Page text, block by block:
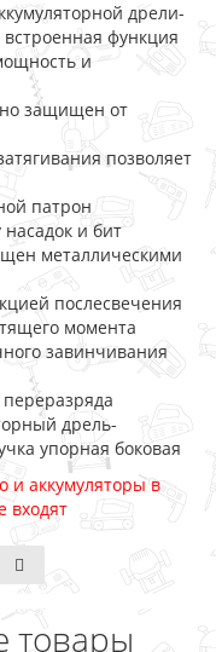
дрели-
функция
и
защищен от
позволяет
патрон
и бит
металлическими
послесвечения
момента
завинчивания
дрель-
упорная боковая
и аккумуляторы в
входят
товары